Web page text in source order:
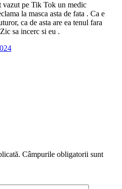
vazut pe Tik Tok un medic
la masca asta de fata . Ca e
ca de asta are ea tenul fara
sa incerc si eu .
Câmpurile obligatorii sunt